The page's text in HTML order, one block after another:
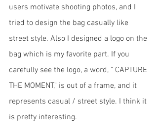
users motivate shooting photos, and I
tried to design the bag casually like
street style. Also I designed a logo on the
bag which is my favorite part. If you
carefully see the logo, a word, " CAPTURE
THE MOMENT," is out of a frame, and it
represents casual / street style. I think it
is pretty interesting.